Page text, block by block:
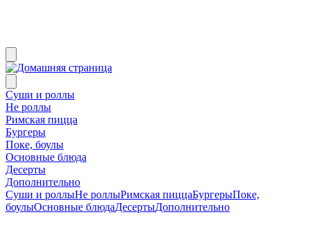
Суши и роллы
Не роллы
Римская пицца
Бургеры
Поке, боулы
Основные блюда
Десерты
Дополнительно
Суши и роллыНе роллыРимская пиццаБургерыПоке,
боулыОсновные блюдаДесертыДополнительно